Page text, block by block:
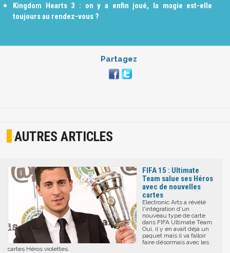
Kingdom Hearts 3 : on y a enfin joué, la magie est-elle
toujours au rendez-vous ?
Partagez
AUTRES ARTICLES
FIFA 15 : Ultimate
Team salue ses Héros
avec de nouvelles
cartes
Electronic Arts a révélé
l'intégration d'un
nouveau type de carte
dans FIFA Ultimate Team.
Oui, il y en avait déjà un
paquet mais il va falloir
faire désormais avec les
cartes Héros violettes.